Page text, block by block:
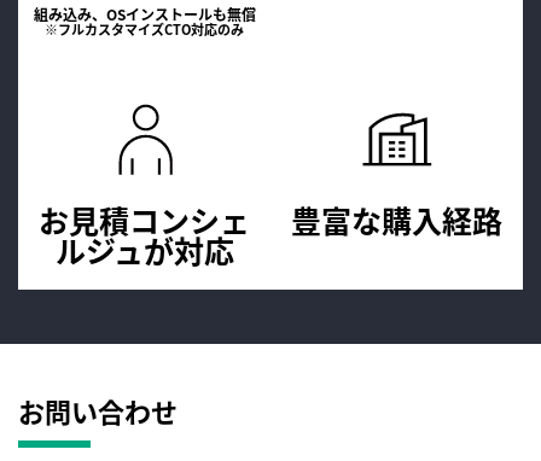
組み込み、OSインストールも無償
※フルカスタマイズCTO対応のみ
お見積コンシェ
ルジュが対応
豊富な購入経路
お問い合わせ